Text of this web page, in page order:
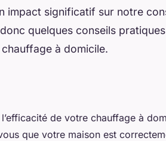
impact significatif sur notre
quelques conseils
à domicile.
de votre chauffage à
que votre maison est